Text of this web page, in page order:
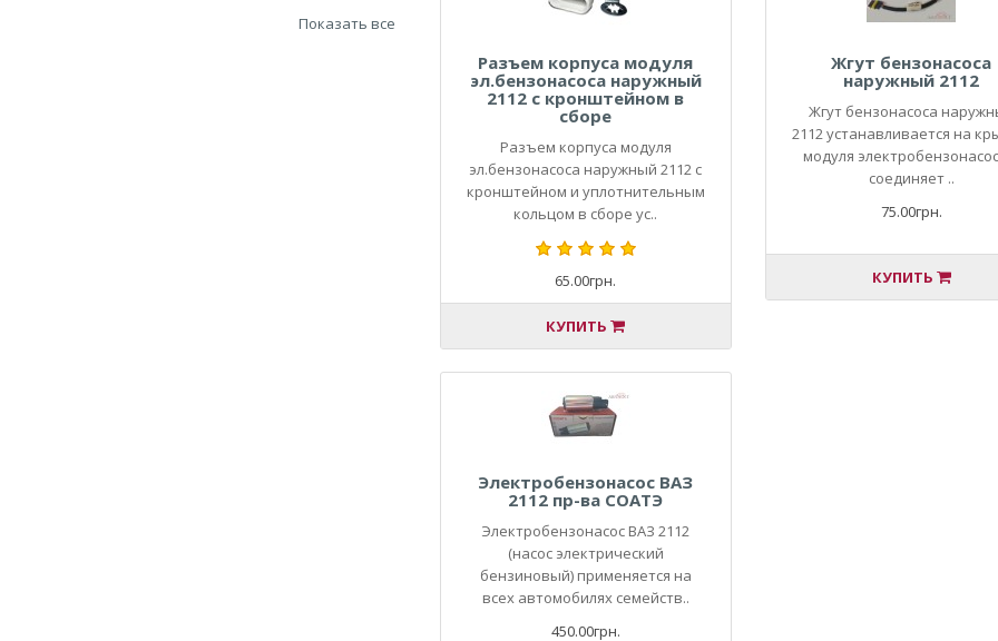
Показать все
Разъем корпуса модуля
эл.бензонасоса наружный
2112 с кронштейном в
сборе
Разъем корпуса модуля
эл.бензонасоса наружный 2112 с
кронштейном и уплотнительным
кольцом в сборе ус..
65.00грн.
КУПИТЬ
Жгут бензонасоса
наружный 2112
Жгут бензонасоса
2112 устанавливается на
модуля
соединяет ..
75.00грн.
КУПИТЬ
Электробензонасос ВАЗ
2112 пр-ва СОАТЭ
Электробензонасос ВАЗ 2112
(насос электрический
бензиновый) применяется на
всех автомобилях семейств..
450.00грн.